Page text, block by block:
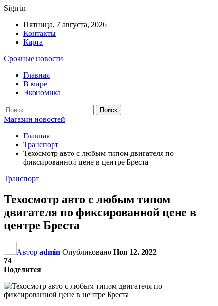
Sign in
Пятница, 7 августа, 2026
Контакты
Карта
Срочные новости
Главная
В мире
Экономика
Магазин новостей
Главная
Транспорт
Техосмотр авто с любым типом двигателя по
фиксированной цене в центре Бреста
Транспорт
Техосмотр авто с любым типом
двигателя по фиксированной цене в
центре Бреста
Автор admin Опубликовано Ноя 12, 2022
74
Поделится